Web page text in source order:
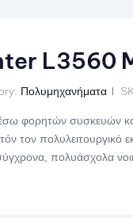
L3560
Πολυμηχανήματα
φορητών συσκευών και
τον πολυλειτουργικό
πολυάσχολα